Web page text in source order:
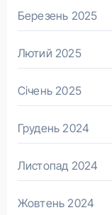
Березень 2025
Лютий 2025
Січень 2025
Грудень 2024
Листопад 2024
Жовтень 2024